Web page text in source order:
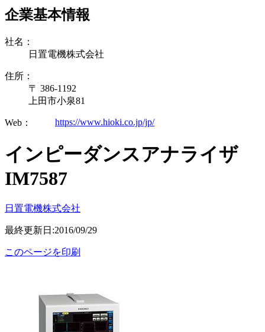
企業基本情報
社名：
日置電機株式会社
住所：
〒 386-1192
上田市小泉81
Web： https://www.hioki.co.jp/jp/
インピーダンスアナライザ
IM7587
日置電機株式会社
最終更新日:2016/09/29
このページを印刷